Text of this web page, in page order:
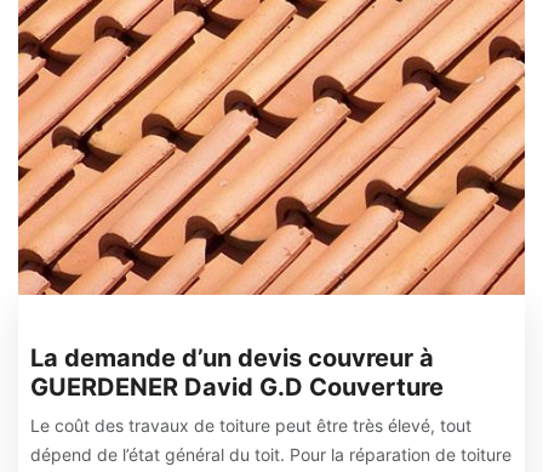
La demande d’un devis couvreur à
GUERDENER David G.D Couverture
Le coût des travaux de toiture peut être très élevé, tout
dépend de l’état général du toit. Pour la réparation de toiture